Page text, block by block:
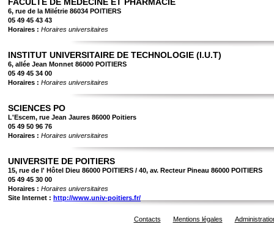
6, rue de la Milétrie 86034 POITIERS
05 49 45 43 43
Horaires : Horaires universitaires
INSTITUT UNIVERSITAIRE DE TECHNOLOGIE (I.U.T)
6, allée Jean Monnet 86000 POITIERS
05 49 45 34 00
Horaires : Horaires universitaires
SCIENCES PO
L'Escem, rue Jean Jaures 86000 Poitiers
05 49 50 96 76
Horaires : Horaires universitaires
UNIVERSITE DE POITIERS
15, rue de l' Hôtel Dieu 86000 POITIERS / 40, av. Recteur Pineau 86000 POITIERS
05 49 45 30 00
Horaires : Horaires universitaires
Site Internet : http://www.univ-poitiers.fr/
Contacts Mentions légales